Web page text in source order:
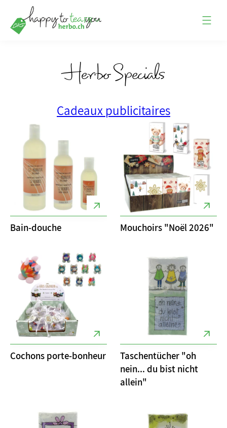
FR
Herbo Specials
Cadeaux publicitaires
Bain-douche Mouchoirs "Noël 2026"
Cochons porte-bonheur
Taschentücher "oh
nein... du bist nicht
allein"